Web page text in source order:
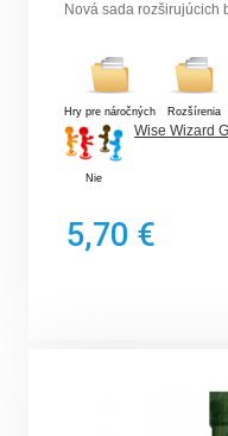
Nová sada rozširujúcich
Hry pre náročných Rozšírenia
Nie
Wise Wizard
5,70 €